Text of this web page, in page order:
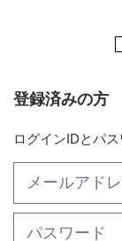
登録済みの方
ログインIDとパ